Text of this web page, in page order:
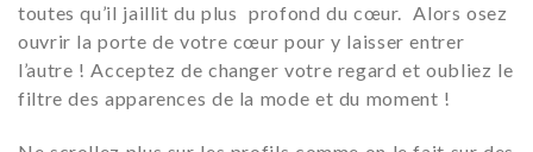
toutes qu’il jaillit du plus profond du cœur. Alors osez
ouvrir la porte de votre cœur pour y laisser entrer
l’autre ! Acceptez de changer votre regard et oubliez le
filtre des apparences de la mode et du moment !